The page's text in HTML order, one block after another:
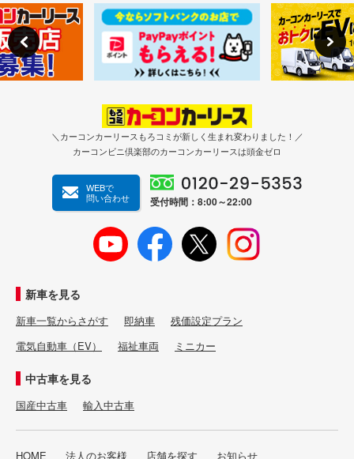
＼カーコンカーリースもろコミが新しく生まれ変わりました！／
カーコンビニ倶楽部のカーコンカーリースは頭金ゼロ
WEBで
問い合わせ
受付時間：8:00～22:00
新車を見る
新車一覧からさがす 即納車
残価設定プラン
電気自動車（EV）
福祉車両 ミニカー
中古車を見る
国産中古車 輸入中古車
HOME 法人のお客様 店舗を探す お知らせ